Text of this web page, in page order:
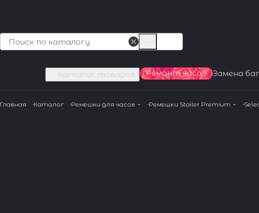
Каталог товаров Ремонт часов Замена
Главная Каталог Ремешки для часов Ремешки Stailer Premium